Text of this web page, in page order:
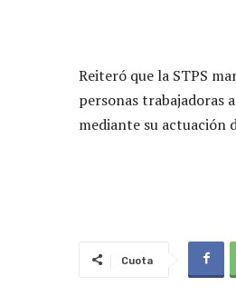
Reiteró que la STPS
personas trabajadoras
mediante su actuación
Cuota